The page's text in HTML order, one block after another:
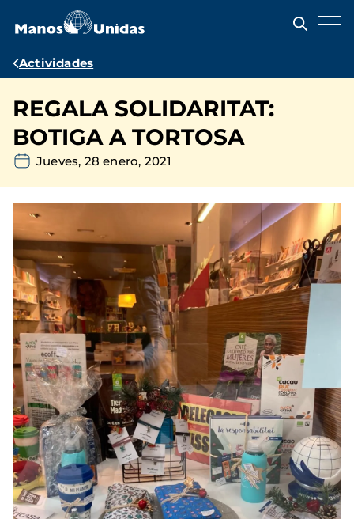
contenido
Ruta
navegación
Actividades
REGALA SOLIDARITAT:
BOTIGA A TORTOSA
Jueves, 28 enero, 2021